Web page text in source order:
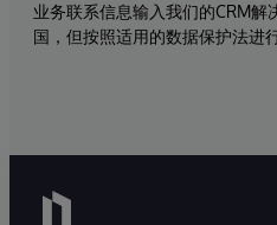
业务联系信息输入我们的CRM解
国，但按照适用的数据保护法进